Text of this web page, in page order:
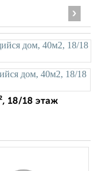
›
18/18 этаж